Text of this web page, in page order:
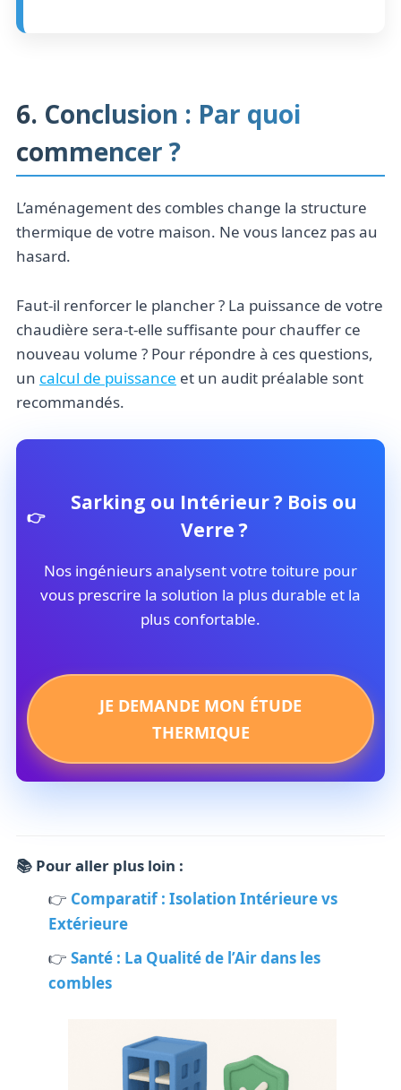
6. Conclusion : Par quoi
commencer ?
L’aménagement des combles change la structure
thermique de votre maison. Ne vous lancez pas au
hasard.
Faut-il renforcer le plancher ? La puissance de votre
chaudière sera-t-elle suffisante pour chauffer ce
nouveau volume ? Pour répondre à ces questions,
un calcul de puissance et un audit préalable sont
recommandés.
Sarking ou Intérieur ? Bois ou
Verre ?
Nos ingénieurs analysent votre toiture pour
vous prescrire la solution la plus durable et la
plus confortable.
JE DEMANDE MON ÉTUDE
THERMIQUE
📚 Pour aller plus loin :
👉 Comparatif : Isolation Intérieure vs
Extérieure
👉 Santé : La Qualité de l’Air dans les
combles